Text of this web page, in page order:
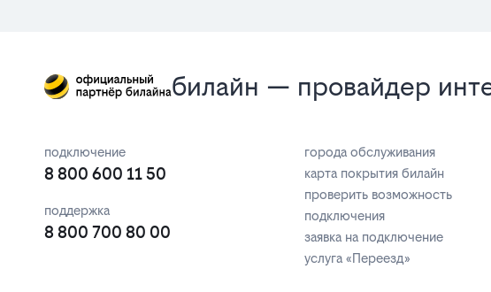
билайн — провайдер
подключение
8 800 600 11 50
поддержка
8 800 700 80 00
города обслуживания
карта покрытия билайн
проверить возможность
подключения
заявка на подключение
услуга «Переезд»